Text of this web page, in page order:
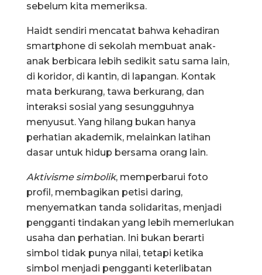
sebelum kita memeriksa.
Haidt sendiri mencatat bahwa kehadiran
smartphone di sekolah membuat anak-
anak berbicara lebih sedikit satu sama lain,
di koridor, di kantin, di lapangan. Kontak
mata berkurang, tawa berkurang, dan
interaksi sosial yang sesungguhnya
menyusut. Yang hilang bukan hanya
perhatian akademik, melainkan latihan
dasar untuk hidup bersama orang lain.
Aktivisme simbolik, memperbarui foto
profil, membagikan petisi daring,
menyematkan tanda solidaritas, menjadi
pengganti tindakan yang lebih memerlukan
usaha dan perhatian. Ini bukan berarti
simbol tidak punya nilai, tetapi ketika
simbol menjadi pengganti keterlibatan